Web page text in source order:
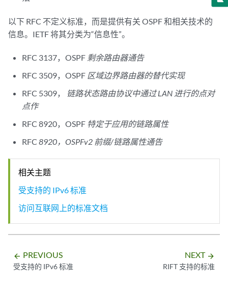
以下 RFC 不定义标准，而是提供有关 OSPF 和相关技术的
信息。IETF 将其分类为“信息性”。
RFC 3137，OSPF 剩余路由器通告
RFC 3509，OSPF 区域边界路由器的替代实现
RFC 5309， 链路状态路由协议中通过 LAN 进行的点对
点作
RFC 8920，OSPF 特定于应用的链路属性
RFC8920，OSPFv2 前缀/链路属性通告
相关主题
受支持的 IPv6 标准
访问互联网上的标准文档
arrow_backward PREVIOUS
受支持的 IPv6 标准
NEXT arrow_forward
RIFT 支持的标准